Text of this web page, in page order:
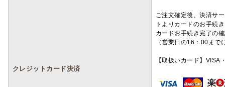
クレジットカード決済
ご注文確定後、決済サ
トよりカードのお手続
カードお手続き完了の
（営業日の16：00ま
【取扱いカード】